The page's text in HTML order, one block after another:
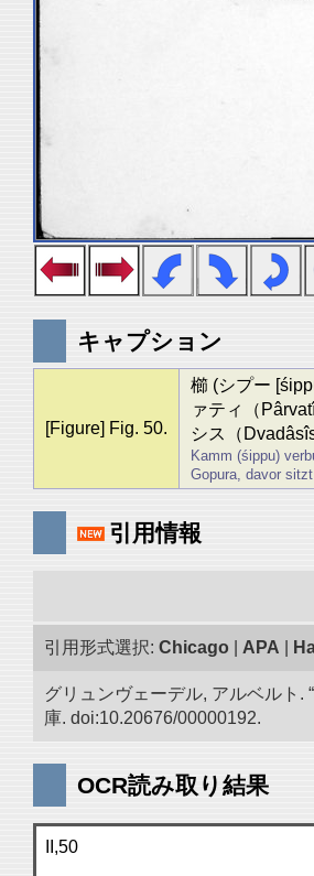
キャプション
[Figure] Fig. 50.
櫛 (シプー
ァティ（
シス（
Kamm (śippu)
Gopura, davor
引用情報
引用形式選択: Chicago APA
グリュンヴェーデル, アルベルト
庫. doi:10.20676/00000192.
OCR読み取り結果
II,50